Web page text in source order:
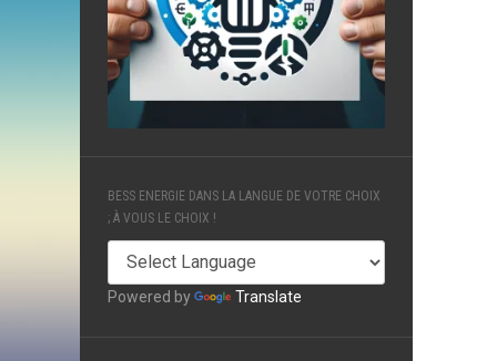
BESS ENERGIE DANS LA LANGUE DE VOTRE CHOIX
; À VOUS LE CHOIX !
Powered by Translate